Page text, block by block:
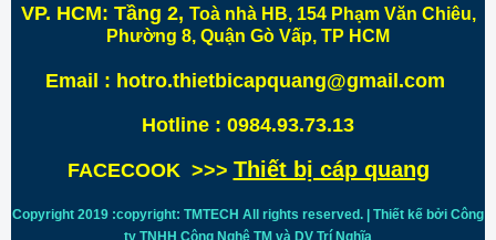
VP. HCM: Tầng 2, Toà nhà HB, 154 Phạm Văn Chiêu,
Phường 8, Quận Gò Vấp, TP HCM
Email : hotro.thietbicapquang@gmail.com
Hotline : 0984.93.73.13
FACECOOK >>> Thiết bị cáp quang
Copyright 2019 :copyright: TMTECH All rights reserved. | Thiết kế bởi Công
ty TNHH Công Nghệ TM và DV Trí Nghĩa